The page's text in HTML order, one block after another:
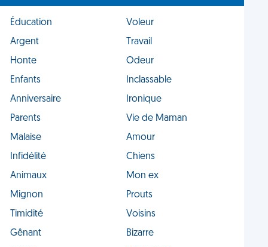
Éducation
Voleur
Argent
Travail
Honte
Odeur
Enfants
Inclassable
Anniversaire
Ironique
Parents
Vie de Maman
Malaise
Amour
Infidélité
Chiens
Animaux
Mon ex
Mignon
Prouts
Timidité
Voisins
Gênant
Bizarre